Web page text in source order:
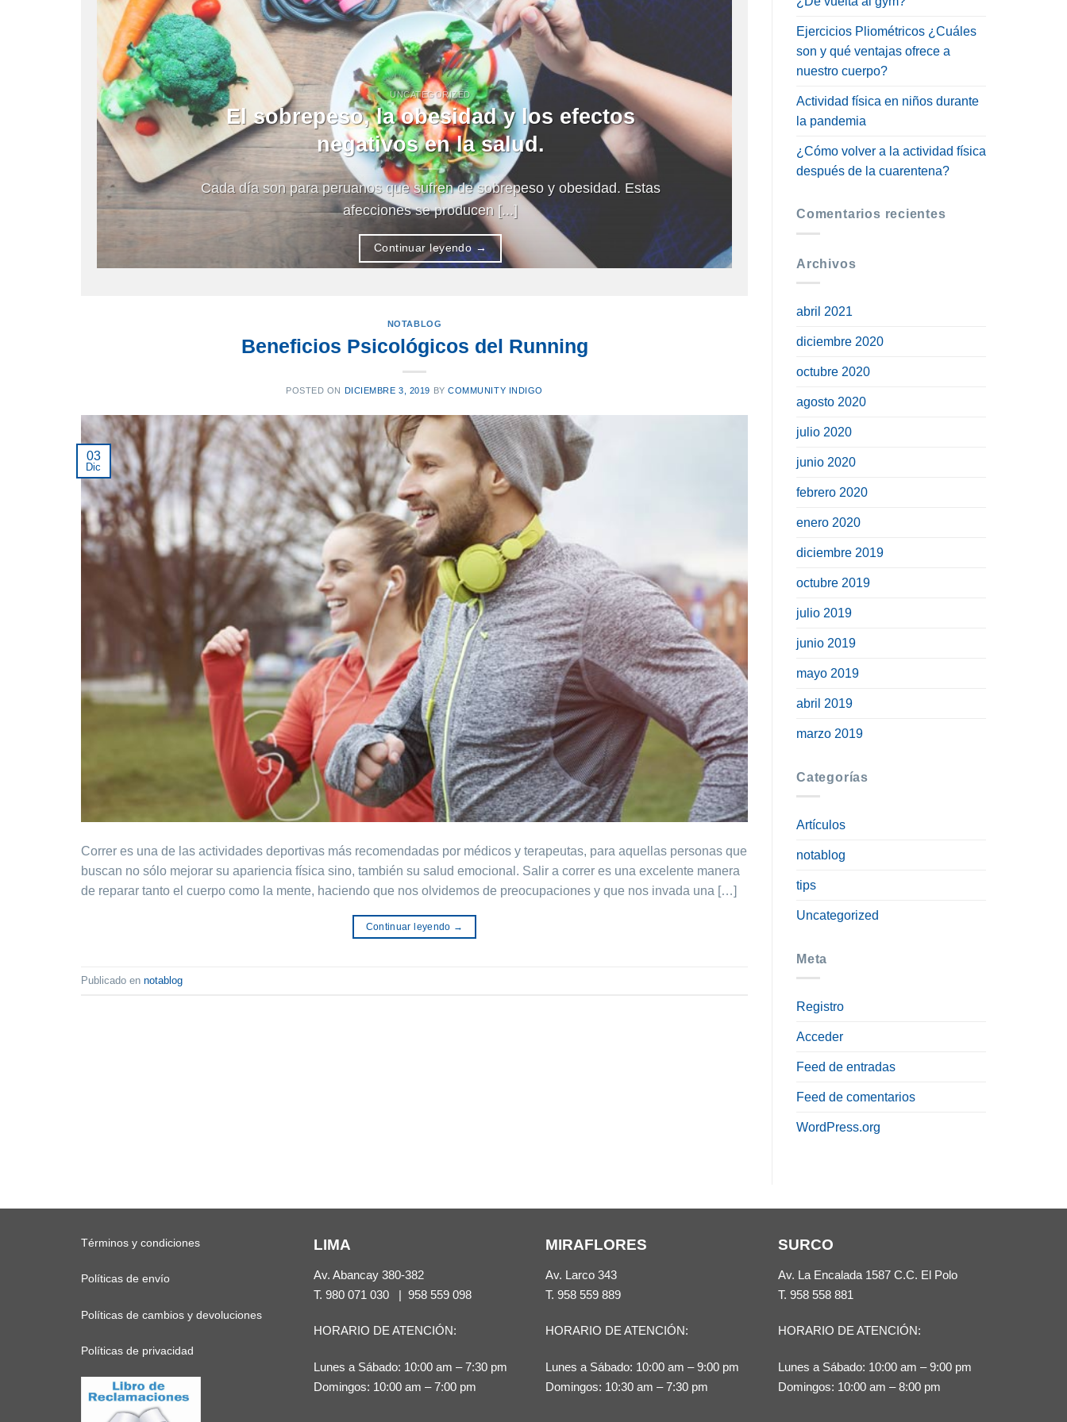
UNCATEGORIZED
El sobrepeso, la obesidad y los efectos
negativos en la salud.
Cada día son para peruanos que sufren de sobrepeso y obesidad. Estas
afecciones se producen [...]
Continuar leyendo→
NOTABLOG
Beneficios Psicológicos del Running
POSTED ON DICIEMBRE 3, 2019 BYCOMMUNITY INDIGO
03
Dic
Correr es una de las actividades deportivas más recomendadas por médicos y terapeutas, para aquellas personas que
buscan no sólo mejorar su apariencia física sino, también su salud emocional. Salir a correr es una excelente manera
de reparar tanto el cuerpo como la mente, haciendo que nos olvidemos de preocupaciones y que nos invada una […]
Continuar leyendo →
Publicado en notablog
Ejercicios Pliométricos ¿Cuáles
son y qué ventajas ofrece a
nuestro cuerpo?
Actividad física en niños durante
la pandemia
¿Cómo volver a la actividad física
después de la cuarentena?
Comentarios recientes
Archivos
abril 2021
diciembre 2020
octubre 2020
agosto 2020
julio 2020
junio 2020
febrero 2020
enero 2020
diciembre 2019
octubre 2019
julio 2019
junio 2019
mayo 2019
abril 2019
marzo 2019
Categorías
Artículos
notablog
tips
Uncategorized
Meta
Registro
Acceder
Feed de entradas
Feed de comentarios
WordPress.org
Términos y condiciones
Políticas de envío
Políticas de cambios y devoluciones
Políticas de privacidad
LIMA
Av. Abancay 380-382
T. 980 071 030| 958 559 098
HORARIO DE ATENCIÓN:
Lunes a Sábado: 10:00 am – 7:30 pm
Domingos: 10:00 am – 7:00 pm
MIRAFLORES
Av. Larco 343
T. 958 559 889
HORARIO DE ATENCIÓN:
Lunes a Sábado: 10:00 am – 9:00 pm
Domingos: 10:30 am – 7:30 pm
SURCO
Av. La Encalada 1587 C.C. El Polo
T. 958 558 881
HORARIO DE ATENCIÓN:
Lunes a Sábado: 10:00 am – 9:00 pm
Domingos: 10:00 am – 8:00 pm